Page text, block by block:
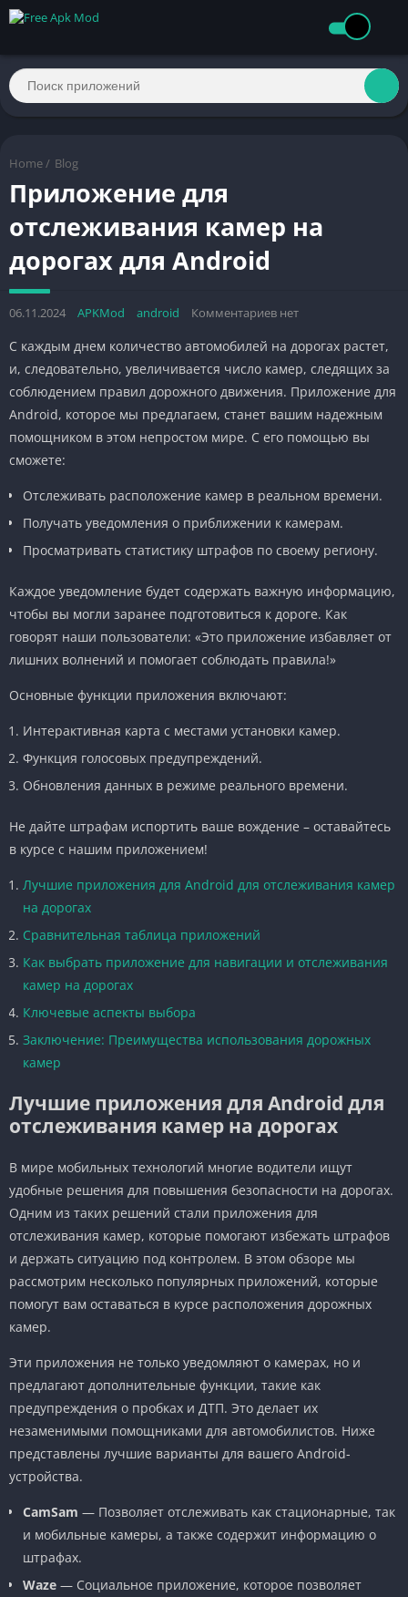
Home / Blog
Приложение для
отслеживания камер на
дорогах для Android
06.11.2024 APKMod android Комментариев нет
С каждым днем количество автомобилей на дорогах растет,
и, следовательно, увеличивается число камер, следящих за
соблюдением правил дорожного движения. Приложение для
Android, которое мы предлагаем, станет вашим надежным
помощником в этом непростом мире. С его помощью вы
сможете:
Отслеживать расположение камер в реальном времени.
Получать уведомления о приближении к камерам.
Просматривать статистику штрафов по своему региону.
Каждое уведомление будет содержать важную информацию,
чтобы вы могли заранее подготовиться к дороге. Как
говорят наши пользователи: «Это приложение избавляет от
лишних волнений и помогает соблюдать правила!»
Основные функции приложения включают:
Интерактивная карта с местами установки камер.
Функция голосовых предупреждений.
Обновления данных в режиме реального времени.
Не дайте штрафам испортить ваше вождение – оставайтесь
в курсе с нашим приложением!
Лучшие приложения для Android для отслеживания камер
на дорогах
Сравнительная таблица приложений
Как выбрать приложение для навигации и отслеживания
камер на дорогах
Ключевые аспекты выбора
Заключение: Преимущества использования дорожных
камер
Лучшие приложения для Android для
отслеживания камер на дорогах
В мире мобильных технологий многие водители ищут
удобные решения для повышения безопасности на дорогах.
Одним из таких решений стали приложения для
отслеживания камер, которые помогают избежать штрафов
и держать ситуацию под контролем. В этом обзоре мы
рассмотрим несколько популярных приложений, которые
помогут вам оставаться в курсе расположения дорожных
камер.
Эти приложения не только уведомляют о камерах, но и
предлагают дополнительные функции, такие как
предупреждения о пробках и ДТП. Это делает их
незаменимыми помощниками для автомобилистов. Ниже
представлены лучшие варианты для вашего Android-
устройства.
CamSam — Позволяет отслеживать как стационарные, так
и мобильные камеры, а также содержит информацию о
штрафах.
Waze — Социальное приложение, которое позволяет